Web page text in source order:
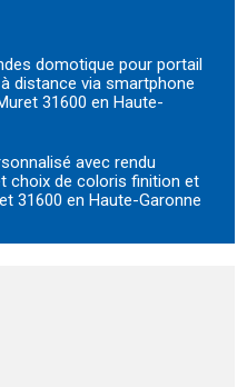
domotique pour portail
distance via smartphone
31600 en Haute-
avec rendu
choix de coloris finition et
31600 en Haute-Garonne